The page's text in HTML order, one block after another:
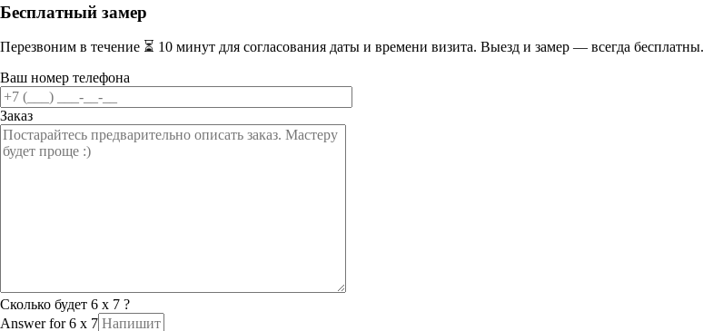
Бесплатный замер
Перезвоним в течение ⏳ 10 минут для согласования даты и времени визита. Выезд и замер — всегда бесплатны.
Ваш номер телефона
Заказ
Сколько будет 6 x 7 ?
Answer for 6 x 7